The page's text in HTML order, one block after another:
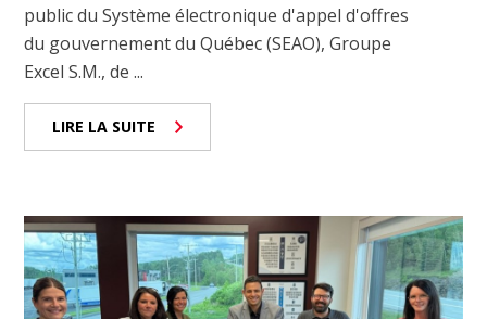
public du Système électronique d'appel d'offres
du gouvernement du Québec (SEAO), Groupe
Excel S.M., de ...
LIRE LA SUITE